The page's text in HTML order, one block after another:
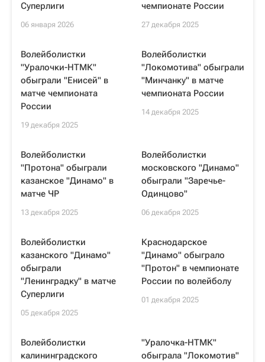
Суперлиги
06 января 2026
чемпионате России
27 декабря 2025
Волейболистки
"Уралочки-НТМК"
обыграли "Енисей" в
матче чемпионата
России
19 декабря 2025
Волейболистки
"Локомотива" обыграли
"Минчанку" в матче
чемпионата России
14 декабря 2025
Волейболистки
"Протона" обыграли
казанское "Динамо" в
матче ЧР
13 декабря 2025
Волейболистки
московского "Динамо"
обыграли "Заречье-
Одинцово"
06 декабря 2025
Волейболистки
казанского "Динамо"
обыграли
"Ленинградку" в матче
Суперлиги
05 декабря 2025
Краснодарское
"Динамо" обыграло
"Протон" в чемпионате
России по волейболу
01 декабря 2025
Волейболистки
калининградского
"Уралочка-НТМК"
обыграла "Локомотив"